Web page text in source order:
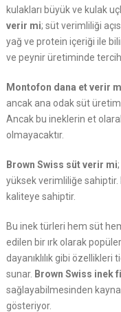
kulakları büyük ve kulak
verir mi; süt verimliliği
yağ ve protein içeriği ile
ve peynir üretiminde tercih
Montofon dana et verir
ancak ana odak süt
Ancak bu ineklerin et
olmayacaktır.
Brown Swiss süt verir mi
yüksek verimliliğe
kaliteye sahiptir.
Bu inek türleri hem süt
edilen bir ırk olarak
dayanıklılık gibi
sunar. Brown Swiss inek
sağlayabilmesinden
gösteriyor.